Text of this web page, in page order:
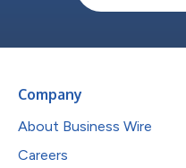
Company
About Business Wire
Careers